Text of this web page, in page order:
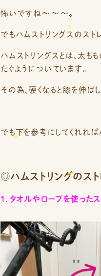
怖いですね～～～。
でもハムストリングスのスト
ハムストリングスとは、太
たぐようについています。
その為、硬くなると膝を伸ばし
でも下を参考にしてくれれ
◎ハムストリングのス
１．タオルやロープを使った